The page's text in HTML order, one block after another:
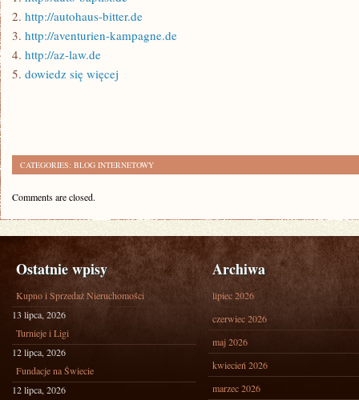
2. http://autohaus-bitter.de
3. http://aventurien-kampagne.de
4. http://az-law.de
5. dowiedz się więcej
CATEGORIES: BLOG INTERNETOWY
Comments are closed.
Ostatnie wpisy
Kupno i Sprzedaż Nieruchomości
13 lipca, 2026
Turnieje i Ligi
12 lipca, 2026
Fundacje na Świecie
12 lipca, 2026
Archiwa
lipiec 2026
czerwiec 2026
maj 2026
kwiecień 2026
marzec 2026